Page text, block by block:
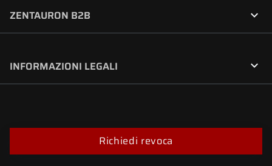
ZENTAURON B2B 
INFORMAZIONI LEGALI 
Richiedi revoca